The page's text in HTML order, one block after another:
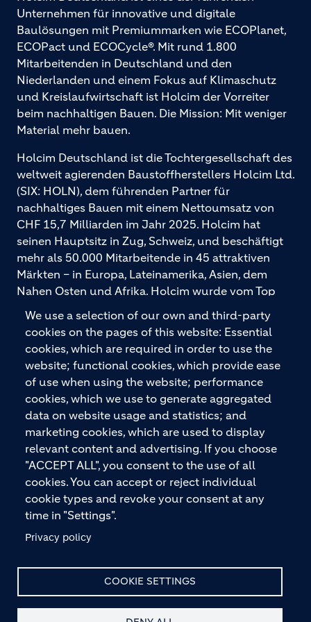
We use a selection of our own and third-party
cookies on the pages of this website: Essential
cookies, which are required in order to use the
website; functional cookies, which provide ease
of use when using the website; performance
cookies, which we use to generate aggregated
data on website usage and statistics; and
marketing cookies, which are used to display
relevant content and advertising. If you choose
"ACCEPT ALL", you consent to the use of all
cookies. You can accept or reject individual
cookie types and revoke your consent at any
time in "Settings".
Privacy policy
COOKIE SETTINGS
KONTAKTIEREN SIE UNS
Unternehmen für innovative und digitale
Baulösungen mit Premiummarken wie ECOPlanet,
ECOPact und ECOCycle®. Mit rund 1.800
Mitarbeitenden in Deutschland und den
Niederlanden und einem Fokus auf Klimaschutz
und Kreislaufwirtschaft ist Holcim der Vorreiter
beim nachhaltigen Bauen. Die Mission: Mit weniger
Material mehr bauen.
Holcim Deutschland ist die Tochtergesellschaft des
weltweit agierenden Baustoffherstellers Holcim Ltd.
(SIX: HOLN), dem führenden Partner für
nachhaltiges Bauen mit einem Nettoumsatz von
CHF 15,7 Milliarden im Jahr 2025. Holcim hat
seinen Hauptsitz in Zug, Schweiz, und beschäftigt
mehr als 50.000 Mitarbeitende in 45 attraktiven
Märkten – in Europa, Lateinamerika, Asien, dem
Nahen Osten und Afrika. Holcim wurde vom Top
2026“ ausgezeichnet. Holcim bietet hochwertige
Baustoffe und integrierte Baulösungen für den
gesamten Bauprozess – vom Fundament über den
Boden bis zu Wänden und Dächern – mit
Premiummarken wie ECOPact, ECOPlanet,
ECOCycle und Ytong.
© HOLCIM 2026